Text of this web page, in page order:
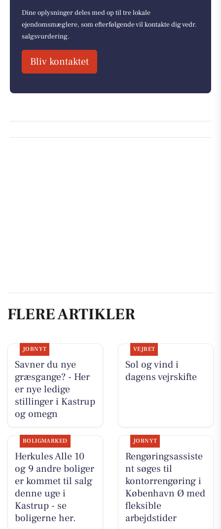
Dine oplysninger deles med op til tre lokale
ejendomsmæglere, som efterfølgende vil kontakte dig vedr.
salgsvurdering.
Bliv kontaktet
FLERE ARTIKLER
JOBNYT
Savner du nye
græsgange? - Her
er nye ledige
stillinger i Kastrup
og omegn
VEJRET
Sol og vind i
dagens vejrskifte
BOLIGMARKED
Herkules Alle 10
og 9 andre boliger
er kommet til salg
denne uge i
Kastrup - se
boligerne her.
JOBNYT
Rengøringsassiste
nt søges til
kontorrengøring i
København Ø med
fleksible
arbejdstider